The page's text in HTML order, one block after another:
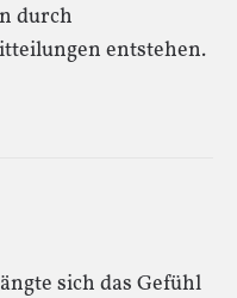
durch
entstehen.
sich das Gefühl